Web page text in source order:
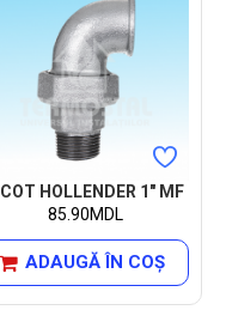
COT HOLLENDER 1" MF
85.90MDL
ADAUGĂ ÎN COŞ